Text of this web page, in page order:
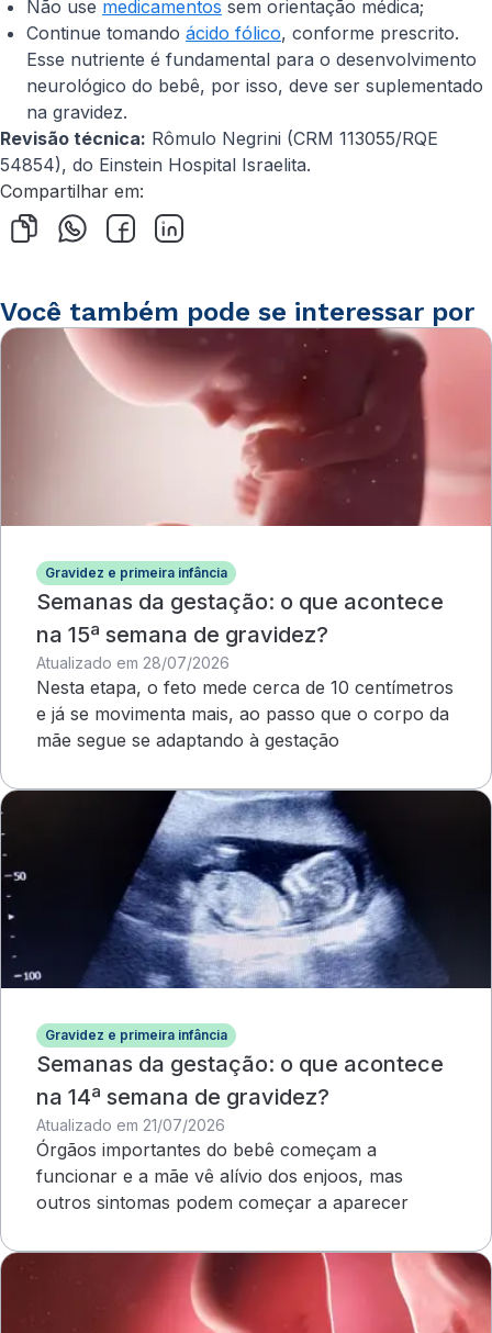
Não use medicamentos sem orientação médica;
Continue tomando ácido fólico, conforme prescrito.
Esse nutriente é fundamental para o desenvolvimento
neurológico do bebê, por isso, deve ser suplementado
na gravidez.
Revisão técnica: Rômulo Negrini (CRM 113055/RQE
54854), do Einstein Hospital Israelita.
Compartilhar em:
Você também pode se interessar por
Gravidez e primeira infância
Semanas da gestação: o que acontece
na 15ª semana de gravidez?
Atualizado em 28/07/2026
Nesta etapa, o feto mede cerca de 10 centímetros
e já se movimenta mais, ao passo que o corpo da
mãe segue se adaptando à gestação
Gravidez e primeira infância
Semanas da gestação: o que acontece
na 14ª semana de gravidez?
Atualizado em 21/07/2026
Órgãos importantes do bebê começam a
funcionar e a mãe vê alívio dos enjoos, mas
outros sintomas podem começar a aparecer